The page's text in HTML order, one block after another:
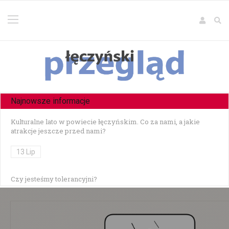
Najnowsze informacje
Kulturalne lato w powiecie łęczyńskim. Co za nami, a jakie
atrakcje jeszcze przed nami?
13 Lip
Czy jesteśmy tolerancyjni?
Czołowe zderzenie w Zezulinie Niższym — 19-latek stracił